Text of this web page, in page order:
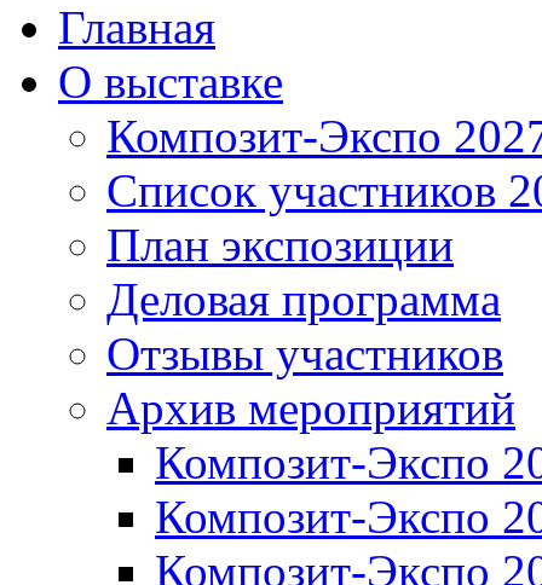
Главная
О выставке
Композит-Экспо
Список участников
План экспозиции
Деловая программа
Отзывы участников
Архив мероприятий
Композит-Экспо
Композит-Экспо
Композит-Экспо